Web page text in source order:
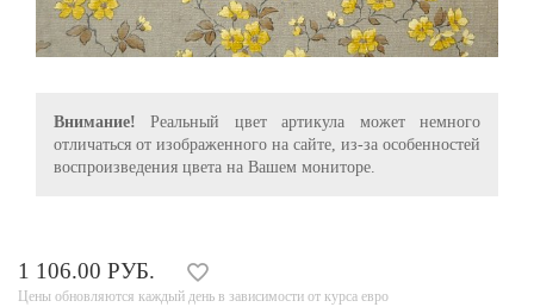
Внимание! Реальный цвет артикула может немного
отличаться от изображенного на сайте, из-за особенностей
воспроизведения цвета на Вашем мониторе.
1 106.00 РУБ.
Цены обновляются каждый день в зависимости от курса евро